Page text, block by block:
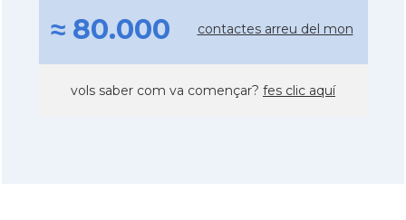
≈ 80.000 contactes arreu del mon
vols saber com va començar? fes clic aquí